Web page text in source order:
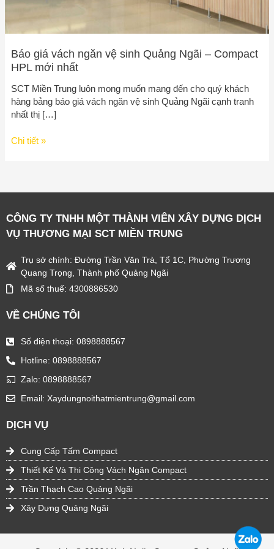
Báo giá vách ngăn vệ sinh Quảng Ngãi – Compact
HPL mới nhất
SCT Miền Trung luôn mong muốn mang đến cho quý khách
hàng bảng báo giá vách ngăn vệ sinh Quảng Ngãi cạnh tranh
nhất thị […]
mới
Chi tiết »
CÔNG TY TNHH MỘT THÀNH VIÊN XÂY DỰNG DỊCH
VỤ THƯƠNG MẠI SCT MIỀN TRUNG
Trụ sở chính: Đường Trần Văn Trà, Tổ 1C, Phường Trương
Quang Trọng, Thành phố Quảng Ngãi
Mã số thuế: 4300886530
VỀ CHÚNG TÔI
Số điện thoại: 0898888567
Hotline: 0898888567
Zalo: 0898888567
Email: Xaydungnoithatmientrung@gmail.com
DỊCH VỤ
Cung Cấp Tấm Compact
Thiết Kế Và Thi Công Vách Ngăn Compact
Trần Thạch Cao Quảng Ngãi
Xây Dựng Quảng Ngãi